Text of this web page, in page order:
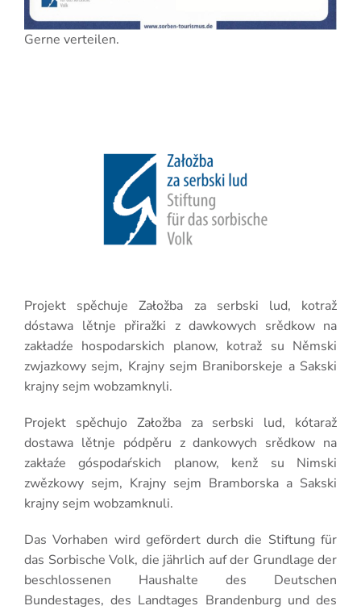
Gerne verteilen.
Projekt spěchuje Załožba za serbski lud, kotraž
dóstawa lětnje přiražki z dawkowych srědkow na
zakładźe hospodarskich planow, kotraž su Němski
zwjazkowy sejm, Krajny sejm Braniborskeje a Sakski
krajny sejm wobzamknyli.
Projekt spěchujo Załožba za serbski lud, kótaraž
dostawa lětnje pódpěru z dankowych srědkow na
zakłaźe góspodaŕskich planow, kenž su Nimski
zwězkowy sejm, Krajny sejm Bramborska a Sakski
krajny sejm wobzamknuli.
Das Vorhaben wird gefördert durch die Stiftung für
das Sorbische Volk, die jährlich auf der Grundlage der
beschlossenen Haushalte des Deutschen
Bundestages, des Landtages Brandenburg und des